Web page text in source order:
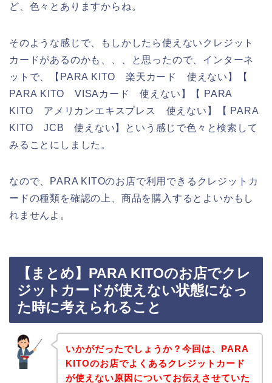
ど、色々とありますからね。
そのような感じで、もしかしたら使えないクレジット
カードがあるのかも、、、と思ったので、インターネ
ットで、【PARA KITO 楽天カード 使えない】【
PARA KITO VISAカード 使えない】【 PARA
KITO アメリカンエキスプレス 使えない】【 PARA
KITO JCB 使えない】という感じで色々と検索して
みることにしました。
なので、PARA KITOのお店で利用できるクレジットカ
ードの種類を確認の上、商品を購入するとよいかもし
れませんよ。
【まとめ】PARA KITOのお店でクレ
ジットカードが使えない状態になっ
た時に考えられること
いかがだったでしょうか？今回は、PARA
KITOのお店でよくあるクレジットカード
が使えない原因についてお伝えさせていた